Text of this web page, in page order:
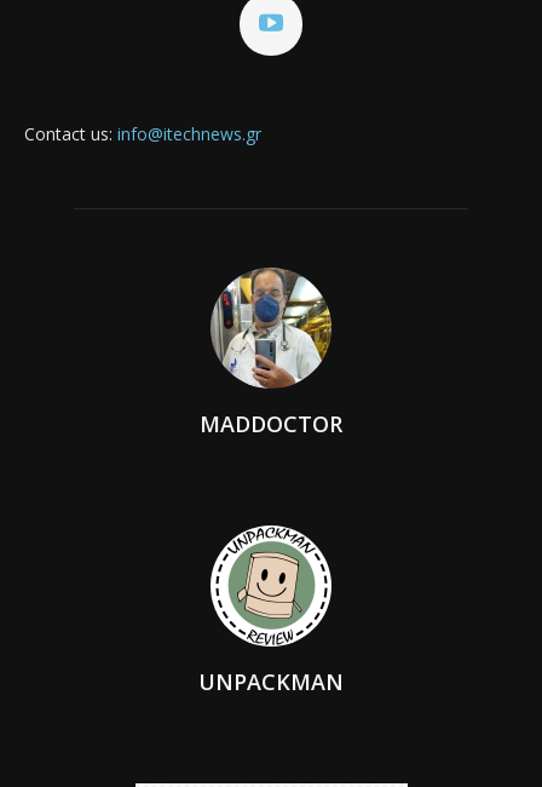
Contact us: info@itechnews.gr
MADDOCTOR
UNPACKMAN